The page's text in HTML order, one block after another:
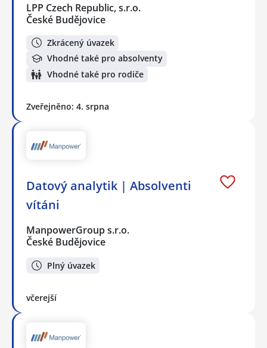
LPP Czech Republic, s.r.o.
České Budějovice
Zkrácený úvazek
Vhodné také pro absolventy
Vhodné také pro rodiče
Zveřejněno: 4. srpna
Datový analytik | Absolventi
vítáni
ManpowerGroup s.r.o.
České Budějovice
Plný úvazek
včerejší